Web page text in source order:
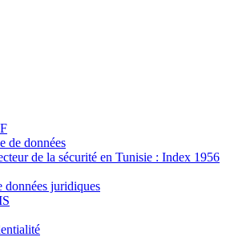
de données
de la sécurité en Tunisie : Index 1956
données juridiques